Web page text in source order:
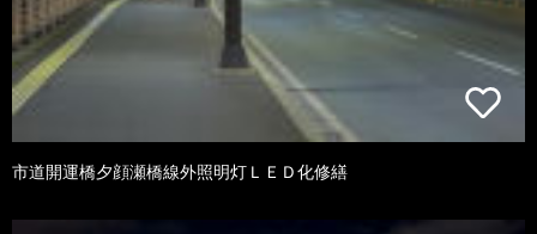
市道開運橋夕顔瀬橋線外照明灯ＬＥＤ化修繕